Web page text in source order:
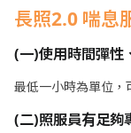
長照2.0 喘息
(一)使用時間彈性
最低一小時為單位，
(二)照服員有足夠